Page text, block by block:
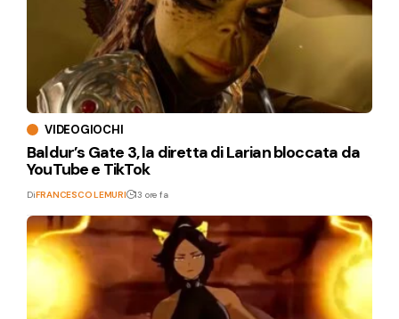
VIDEOGIOCHI
Baldur’s Gate 3, la diretta di Larian bloccata da
YouTube e TikTok
DiFRANCESCO LEMURI 13 ore fa